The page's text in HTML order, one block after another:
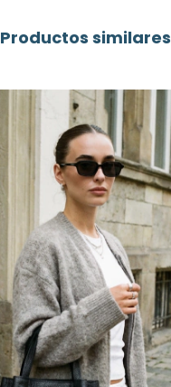
Productos similares